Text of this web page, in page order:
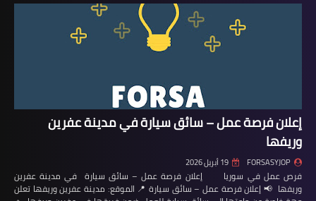
إعلان فرصة عمل – سائق سيارة في مدينة عفرين
وريفها
FORSASYJOP 19 أبريل 2026
فرص عمل في سوريا إعلان فرصة عمل – سائق سيارة في مدينة عفرين
وريفها 📢 إعلان فرصة عمل – سائق سيارة 📍 الموقع: مدينة عفرين وريفها تعلن